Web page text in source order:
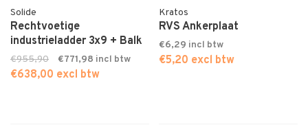
Solide
Rechtvoetige
industrieladder 3x9 + Balk
€955,90 €771,98
€638,00 excl btw
Kratos
RVS Ankerplaat
€6,29
€5,20 excl btw